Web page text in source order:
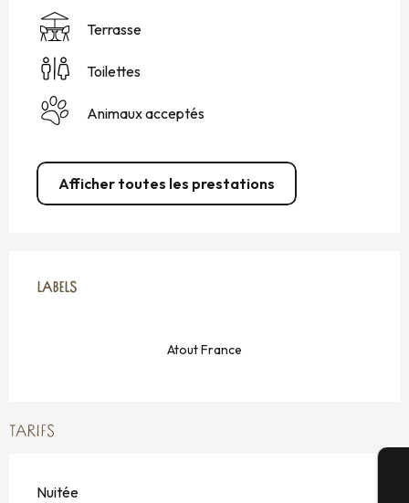
Terrasse
Toilettes
Animaux acceptés
Afficher toutes les prestations
LABELS
LABELS
Atout France
TARIFS
Nuitée